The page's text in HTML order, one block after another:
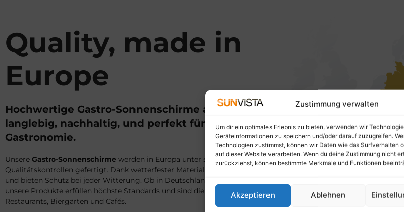
Zustimmung verwalten
Um dir ein optimales Erlebnis zu bieten, verwenden wir
Geräteinformationen zu speichern und/oder darauf zuzugreifen.
Technologien zustimmst, können wir Daten wie das Surfverhalten
auf dieser Website verarbeiten. Wenn du deine Zustimmung nicht
zurückziehst, können bestimmte Merkmale und Funktionen
Akzeptieren Ablehnen
Quality, made in
Europe
Hochwertige Gastro-Sonnenschirme aus Europa –
langlebig, nachhaltig, und perfekt für Ihre
Gastronomie.
Unsere Gastro-Sonnenschirme werden in Europa unter strengen
Qualitätskontrollen gefertigt. Dank wetterfester Materialien sind sie langlebig
und bieten Schutz bei jeder Witterung. Ob in Deutschland oder international –
unsere Produkte erfüllen höchste Standards und sind die perfekte Wahl für
Restaurants, Biergärten und Cafés.